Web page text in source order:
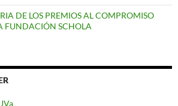
DE LOS PREMIOS AL COMPROMISO
FUNDACIÓN SCHOLA